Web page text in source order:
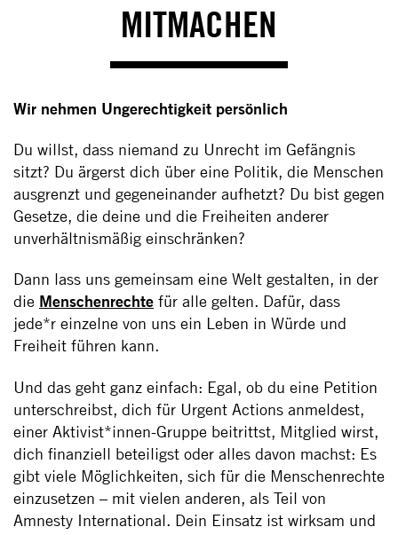
MITMACHEN
Wir nehmen Ungerechtigkeit persönlich
Du willst, dass niemand zu Unrecht im Gefängnis
sitzt? Du ärgerst dich über eine Politik, die Menschen
ausgrenzt und gegeneinander aufhetzt? Du bist gegen
Gesetze, die deine und die Freiheiten anderer
unverhältnismäßig einschränken?
Dann lass uns gemeinsam eine Welt gestalten, in der
die Menschenrechte für alle gelten. Dafür, dass
jede*r einzelne von uns ein Leben in Würde und
Freiheit führen kann.
Und das geht ganz einfach: Egal, ob du eine Petition
unterschreibst, dich für Urgent Actions anmeldest,
einer Aktivist*innen-Gruppe beitrittst, Mitglied wirst,
dich finanziell beteiligst oder alles davon machst: Es
gibt viele Möglichkeiten, sich für die Menschenrechte
einzusetzen – mit vielen anderen, als Teil von
Amnesty International. Dein Einsatz ist wirksam und